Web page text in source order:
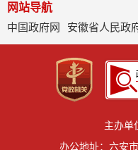
网站导航
中国政府网
安徽省人民政
主办单
办公地址：六安